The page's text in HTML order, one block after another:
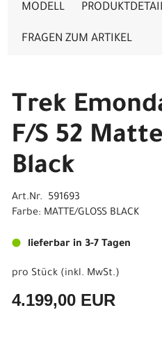
MODELL
FRAGEN ZUM ARTIKEL
Trek
F/S 52
Black
Art.Nr. 591693
Farbe: MATTE/GLOSS BLACK
lieferbar in 3-7 Tagen
pro Stück (inkl. MwSt.)
4.199,00 EUR